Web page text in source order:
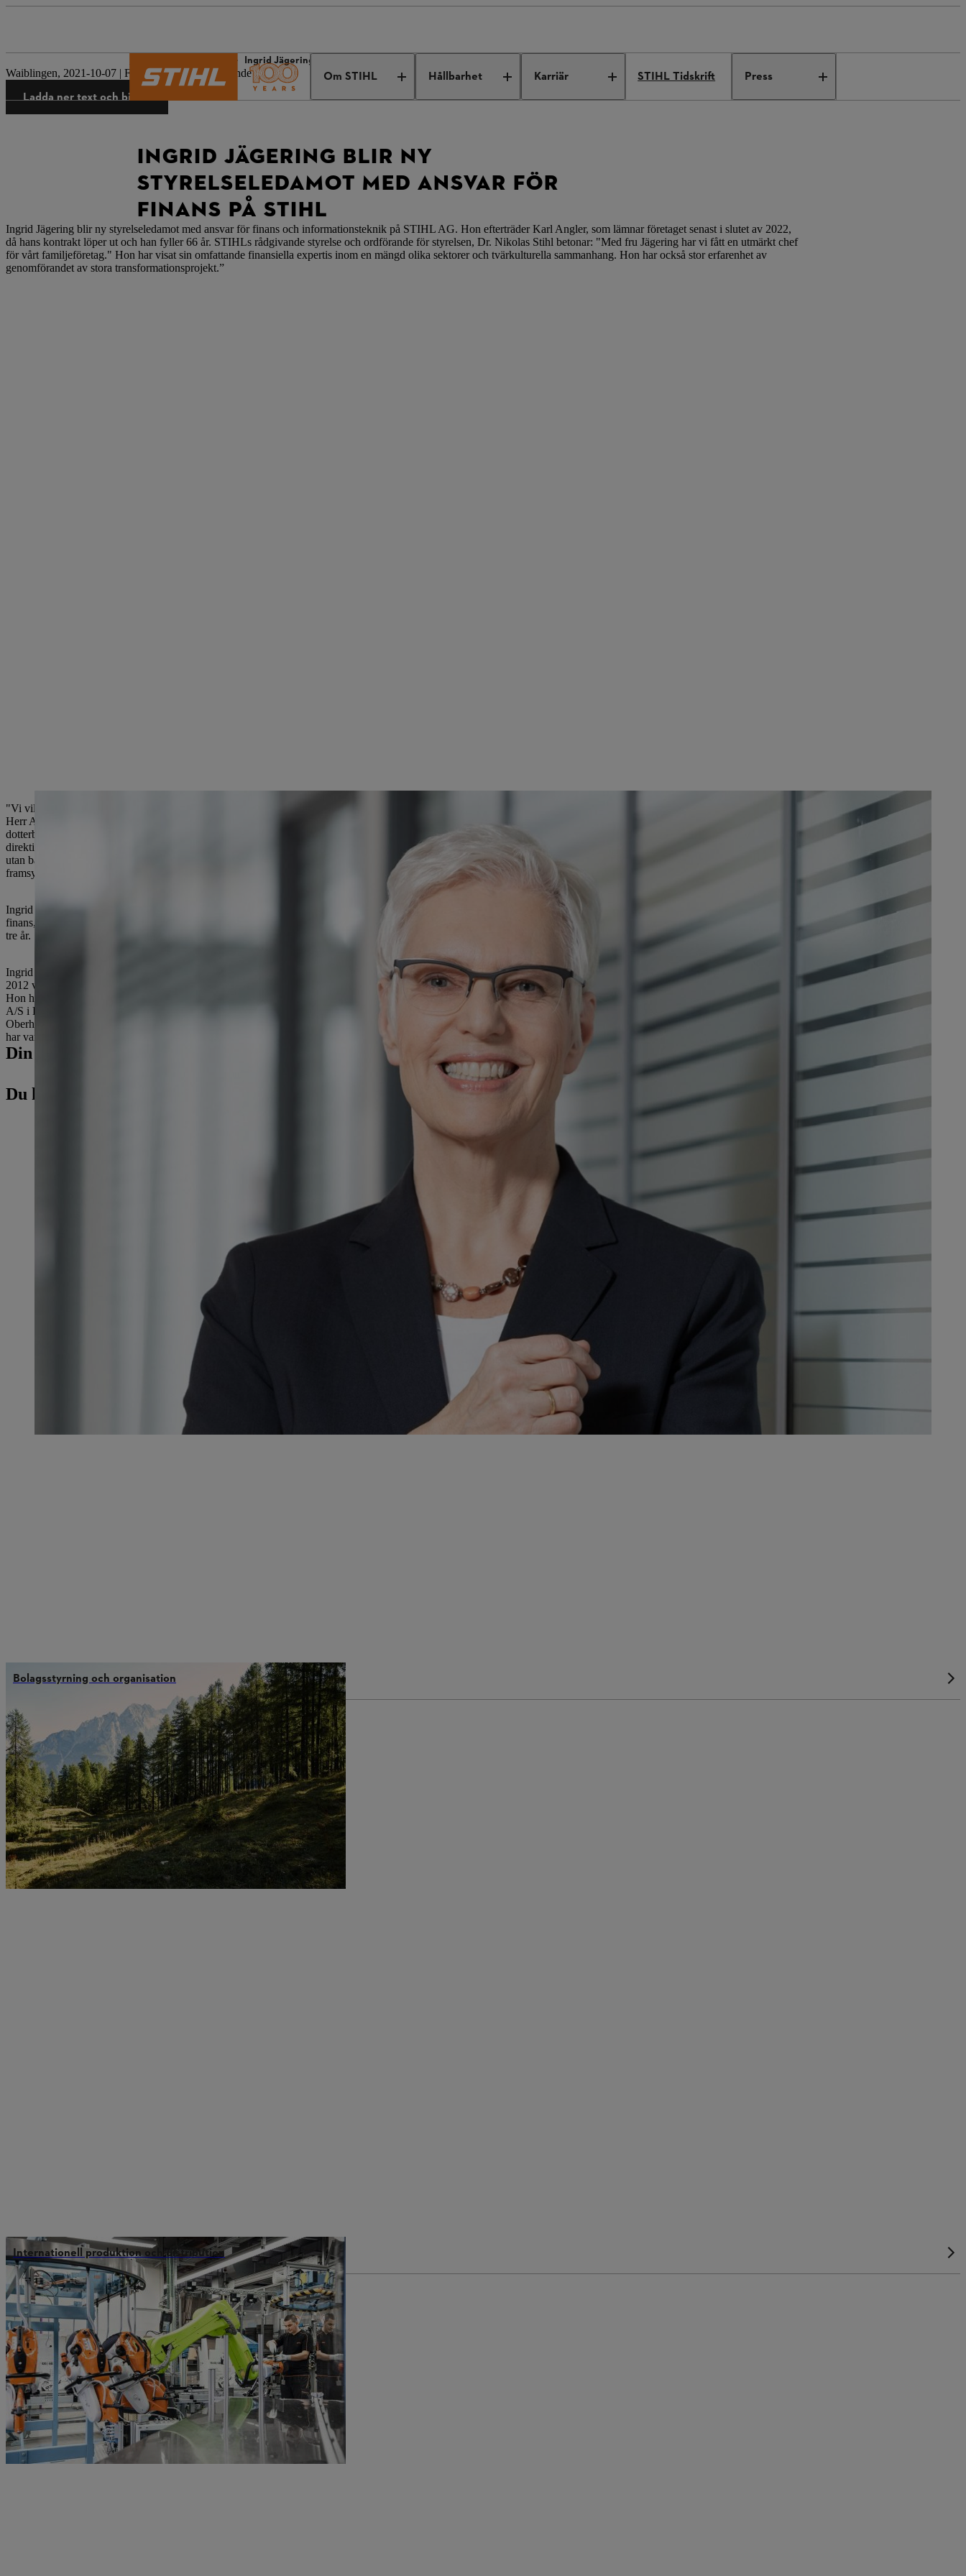
Om STIHL Hållbarhet Karriär STIHL Tidskrift Press
Ingrid Jägering blir ny styrelseledamot med ansvar för finans på STIHL
Waiblingen, 2021-10-07 | Företagets pressmeddelande
Ladda ner text och bilder
INGRID JÄGERING BLIR NY
STYRELSELEDAMOT MED ANSVAR FÖR
FINANS PÅ STIHL
Ingrid Jägering blir ny styrelseledamot med ansvar för finans och informationsteknik på STIHL AG. Hon efterträder Karl Angler, som lämnar företaget senast i slutet av 2022,
då hans kontrakt löper ut och han fyller 66 år. STIHLs rådgivande styrelse och ordförande för styrelsen, Dr. Nikolas Stihl betonar: "Med fru Jägering har vi fått en utmärkt chef
för vårt familjeföretag." Hon har visat sin omfattande finansiella expertis inom en mängd olika sektorer och tvärkulturella sammanhang. Hon har också stor erfarenhet av
genomförandet av stora transformationsprojekt.”
"Vi vill tacka vår nuvarande styrelseledamot med ansvar för ekonomi och informationsteknik för hans extremt framgångsrika arbete på STIHL under nästan två decennier."
Herr Angler började på vårt amerikanska dotterbolag STIHL Inc., baserat i Virginia Beach, år 2002, där han framgångsrikt arbetade som ekonomichef i tio år på vårt största
dotterbolag utomlands. Han utsågs till och med till "Årets finanschef" av Virginia Business Magazine 2011, säger Dr. Stihl noterade. I maj 2012 tillträdde Karl Angler sin
direktion med ansvar för ekonomi, controlling, informationssystem och service i det tyska moderbolaget. ”Mr. Anglers arbete bidrog inte bara till vår utmärkta affärsverksamhet
utan banade också väg för STIHL-gruppens mycket solida finansiella struktur.” Som ledamot i styrelsen måste vi tacka honom för den viktiga strategiska inriktningen och den
framsynta samordningen av hans avdelning, såväl som vårt globala IT-landskap.”
Ingrid Jägering kommer att ansluta sig till STIHLs ledning senast den 1 januari 2023, och eventuellt tidigare under 2022. Hennes uppdrag i direktionen kommer att omfatta
finans, controlling, treasury, IT och förvaltning av aktieinnehav. På rekommendation av STIHLs rådgivande nämnd utsåg styrelsen enhälligt Ingrid Jägering till direktionen för
tre år.
Ingrid Jägering föddes 1966 i Südlohn, Tyskland, och är gift. Hon började sin karriär 1986 med en utbildning i industriell ledning på Siemens AG i Bocholt. Fram till april
2012 var hon kontinuerligt anställd av den tyska koncernen i olika roller och i flera av dess dotterbolag och numera avyttrade affärsavdelningar, både i Tyskland och utomlands.
Hon har suttit i ledningen för respektive företag i mer än 10 år. Senast var hon medlem i ledningsgruppen och ekonomichef för vindkraftsdivisionen på Siemens Wind Power
A/S i Danmark. Därefter arbetade hon i fyra år som medlem i ledningsgruppen och finansdirektör för olika affärsenheter på MAN DIESEL & TURBO SE i Augsburg och
Oberhausen, innan hon utsågs till finansdirektör, verkställande direktör och personalchef på OSRAM Opto Semiconductors GmbH i Regensburg i april 2016. Ingrid Jägering
har varit finansdirektör och arbetsmarknadsdirektör för det börsnoterade Leoni AG sedan augusti 2019.
Din presskontakt
Du kanske också är intresserad av
Bolagsstyrning och organisation
Internationell produktion och distribution